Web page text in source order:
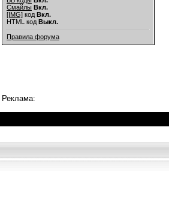
Смайлы Вкл.
[IMG] код Вкл.
HTML код Выкл.
Правила форума
Реклама: